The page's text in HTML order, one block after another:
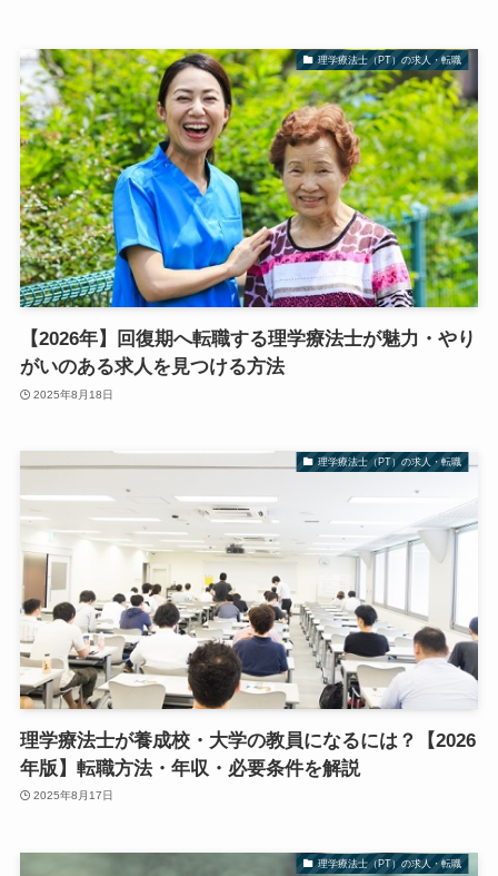
理学療法士（PT）の求人・転職
【2026年】回復期へ転職する理学療法士が魅力・やり
がいのある求人を見つける方法
2025年8月18日
理学療法士（PT）の求人・転職
理学療法士が養成校・大学の教員になるには？【2026
年版】転職方法・年収・必要条件を解説
2025年8月17日
理学療法士（PT）の求人・転職